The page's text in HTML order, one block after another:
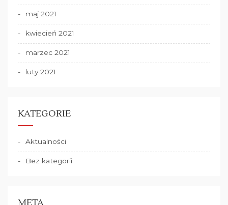
maj 2021
kwiecień 2021
marzec 2021
luty 2021
KATEGORIE
Aktualności
Bez kategorii
META